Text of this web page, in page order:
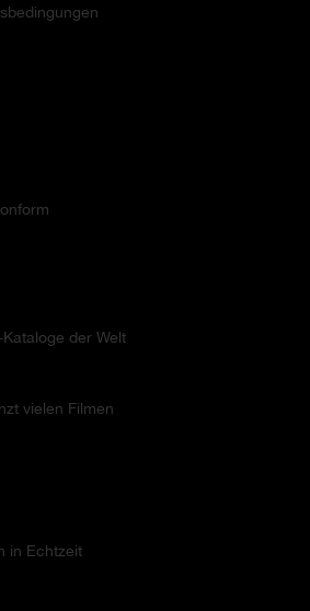
der Welt
vielen Filmen
in Echtzeit